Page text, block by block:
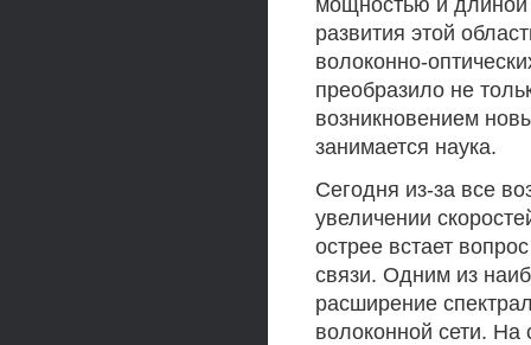
мощностью и длиной
развития этой
волоконно-
преобразило не
возникновением
занимается наука.
Сегодня из-за все
увеличении
острее встает
связи. Одним из
расширение
волоконной сети. На